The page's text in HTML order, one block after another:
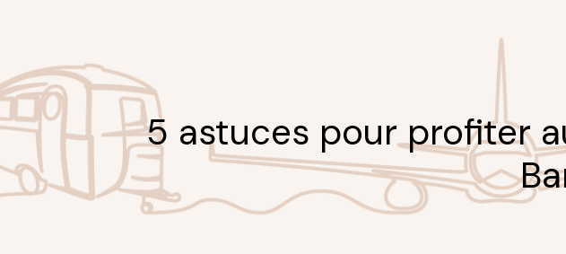
5 astuces pour profiter